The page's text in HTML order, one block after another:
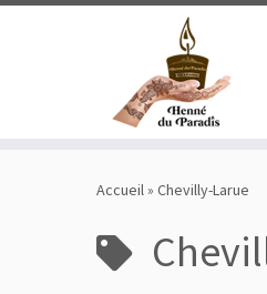
Accueil» Chevilly-Larue